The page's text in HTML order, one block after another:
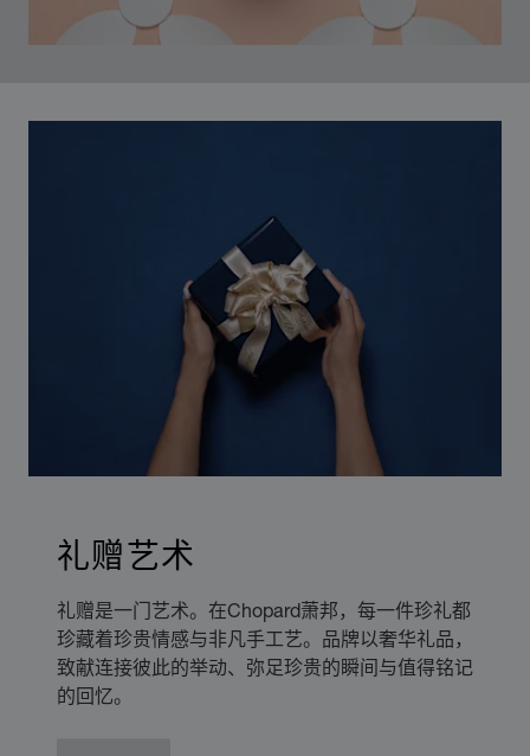
礼赠艺术
礼赠是一门艺术。在Chopard萧邦，每一件珍礼都
珍藏着珍贵情感与非凡手工艺。品牌以奢华礼品，
致献连接彼此的举动、弥足珍贵的瞬间与值得铭记
的回忆。